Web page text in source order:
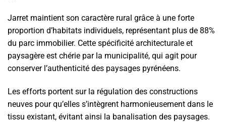
Jarret maintient son caractère rural grâce à une forte
proportion d’habitats individuels, représentant plus de 88%
du parc immobilier. Cette spécificité architecturale et
paysagère est chérie par la municipalité, qui agit pour
conserver l’authenticité des paysages pyrénéens.
Les efforts portent sur la régulation des constructions
neuves pour qu’elles s’intègrent harmonieusement dans le
tissu existant, évitant ainsi la banalisation des paysages.